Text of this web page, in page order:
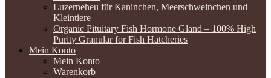
Luzerneheu für Kaninchen, Meerschweinchen und
Kleintiere
Organic Pituitary Fish Hormone Gland – 100% High
Purity Granular for Fish Hatcheries
Mein Konto
Mein Konto
Warenkorb